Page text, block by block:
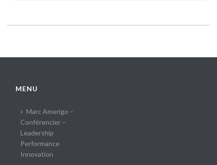
MENU
Marc Amerigo –
Conférencier –
Leadership
Performance
Innovation